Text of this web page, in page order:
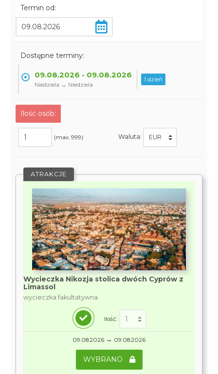
Termin od:
Dostępne terminy:
09.08.2026 - 09.08.2026
Niedziela → Niedziela
1 dzień
Ilość osób:
(max. 999) Waluta:
ATRAKCJE
Wycieczka Nikozja stolica dwóch Cyprów z
Limassol
wycieczka fakultatywna
Ilość:
09.08.2026 → 09.08.2026
WYBRANO